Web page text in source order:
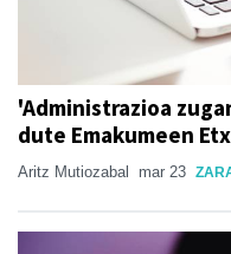
'Administrazioa
dute Emakumeen
Aritz Mutiozabal mar 23